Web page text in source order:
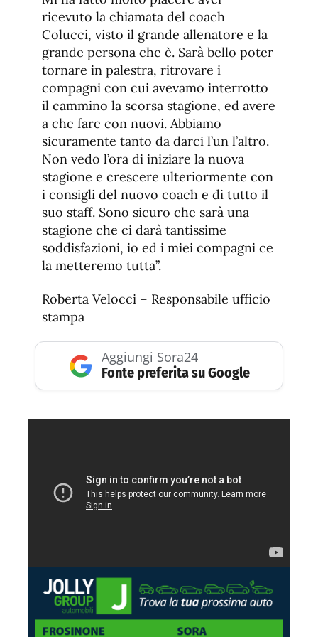
ricevuto la chiamata del coach
Colucci, visto il grande allenatore e la
grande persona che è. Sarà bello poter
tornare in palestra, ritrovare i
compagni con cui avevamo interrotto
il cammino la scorsa stagione, ed avere
a che fare con nuovi. Abbiamo
sicuramente tanto da darci l’un l’altro.
Non vedo l’ora di iniziare la nuova
stagione e crescere ulteriormente con
i consigli del nuovo coach e di tutto il
suo staff. Sono sicuro che sarà una
stagione che ci darà tantissime
soddisfazioni, io ed i miei compagni ce
la metteremo tutta”.
Roberta Velocci – Responsabile ufficio
stampa
Aggiungi Sora24
Fonte preferita su Google